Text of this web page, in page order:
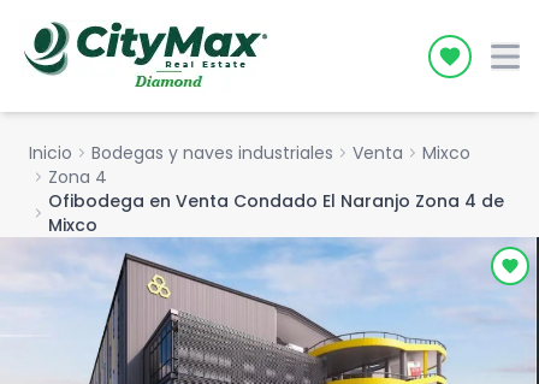
Icon
Inicio chevron_right Bodegas y naves industriales chevron_right Venta chevron_right Mixco
chevron_right Zona 4
chevron_right Ofibodega en Venta Condado El Naranjo Zona 4 de
Mixco